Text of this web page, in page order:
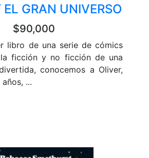
EL GRAN UNIVERSO
$90,000
libro de una serie de cómics
ficción y no ficción de una
conocemos a Oliver,
...